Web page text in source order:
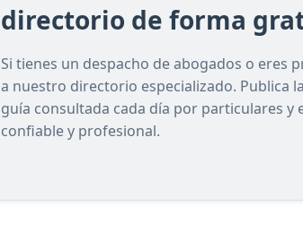
directorio de forma
Si tienes un despacho de abogados o eres
a nuestro directorio especializado. Publica
guía consultada cada día por particulares
confiable y profesional.